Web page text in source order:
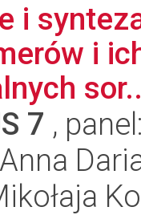
i
i
7 ,